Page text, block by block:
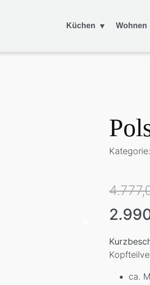
Küchen Wohnen
Kategorie:
ca.